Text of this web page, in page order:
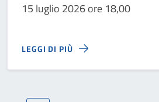
15 luglio 2026 ore 18,00
LEGGI DI PIÙ